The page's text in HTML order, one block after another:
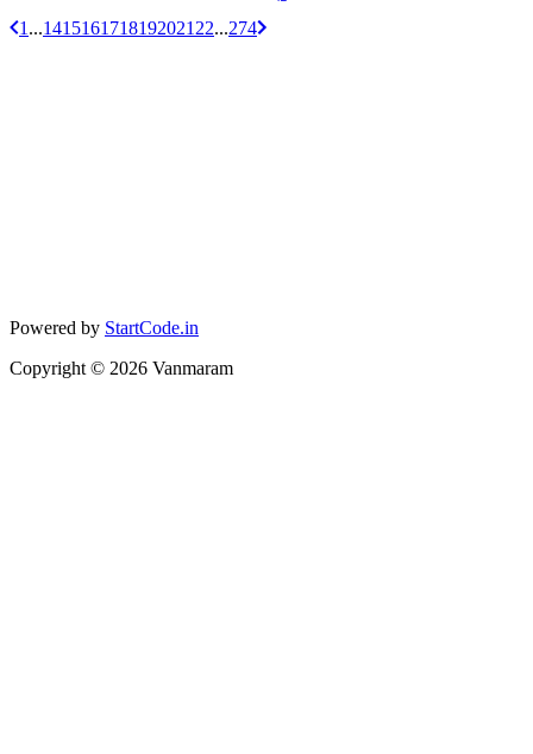
1 ...1415161718192021 22...274
Powered by StartCode.in
Copyright © 2026 Vanmaram